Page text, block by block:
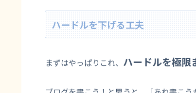
ハードルを下げる工夫
まずはやっぱりこれ、 ハードルを極限